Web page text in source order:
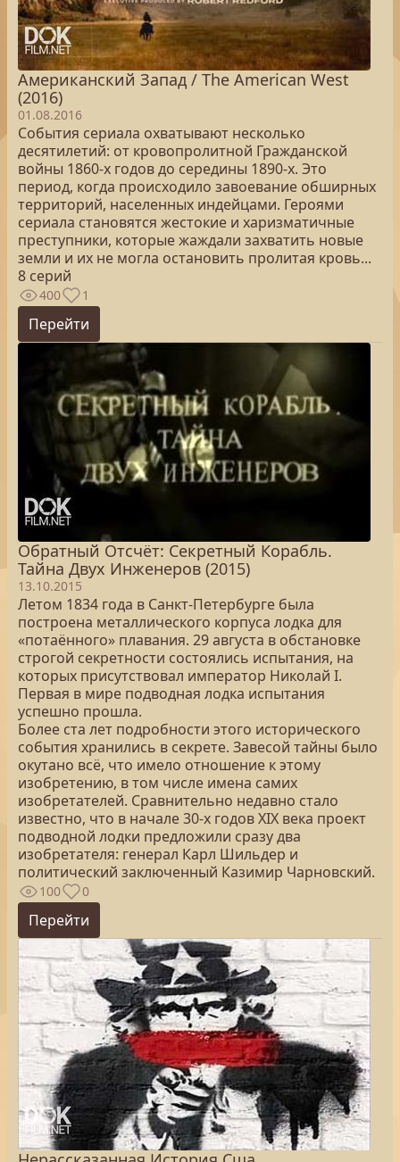
Американский Запад / The American West
(2016)
01.08.2016
События сериала охватывают несколько
десятилетий: от кровопролитной Гражданской
войны 1860-х годов до середины 1890-х. Это
период, когда происходило завоевание обширных
территорий, населенных индейцами. Героями
сериала становятся жестокие и харизматичные
преступники, которые жаждали захватить новые
земли и их не могла остановить пролитая кровь...
8 серий
400 1
Перейти
Обратный Отсчёт: Секретный Корабль.
Тайна Двух Инженеров (2015)
13.10.2015
Летом 1834 года в Санкт-Петербурге была
построена металлического корпуса лодка для
«потаённого» плавания. 29 августа в обстановке
строгой секретности состоялись испытания, на
которых присутствовал император Николай I.
Первая в мире подводная лодка испытания
успешно прошла.
Более ста лет подробности этого исторического
события хранились в секрете. Завесой тайны было
окутано всё, что имело отношение к этому
изобретению, в том числе имена самих
изобретателей. Сравнительно недавно стало
известно, что в начале 30-х годов XIX века проект
подводной лодки предложили сразу два
изобретателя: генерал Карл Шильдер и
политический заключенный Казимир Чарновский.
100 0
Перейти